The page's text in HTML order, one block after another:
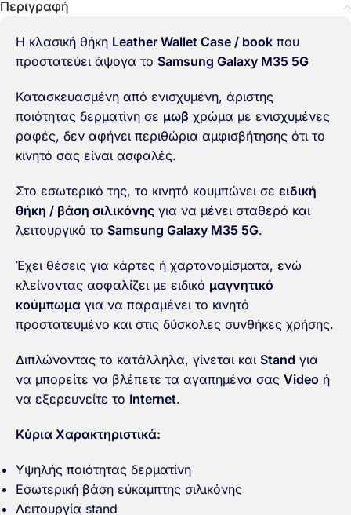
Περιγραφή
Η κλασική θήκη Leather Wallet Case / book που
προστατεύει άψογα το Samsung Galaxy M35 5G
Κατασκευασμένη από ενισχυμένη, άριστης
ποιότητας δερματίνη σε μωβ χρώμα με ενισχυμένες
ραφές, δεν αφήνει περιθώρια αμφισβήτησης ότι το
κινητό σας είναι ασφαλές.
Στο εσωτερικό της, το κινητό κουμπώνει σε ειδική
θήκη / βάση σιλικόνης για να μένει σταθερό και
λειτουργικό το Samsung Galaxy M35 5G.
Έχει θέσεις για κάρτες ή χαρτονομίσματα, ενώ
κλείνοντας ασφαλίζει με ειδικό μαγνητικό
κούμπωμα για να παραμένει το κινητό
προστατευμένο και στις δύσκολες συνθήκες χρήσης.
Διπλώνοντας το κατάλληλα, γίνεται και Stand για
να μπορείτε να βλέπετε τα αγαπημένα σας Video ή
να εξερευνείτε το Ιnternet.
Κύρια Χαρακτηριστικά:
Υψηλής ποιότητας δερματίνη
Εσωτερική βάση εύκαμπτης σιλικόνης
Λειτουργία stand